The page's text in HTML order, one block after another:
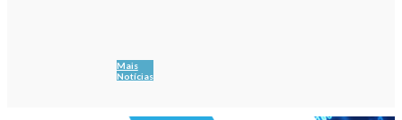
Mais
Notícias